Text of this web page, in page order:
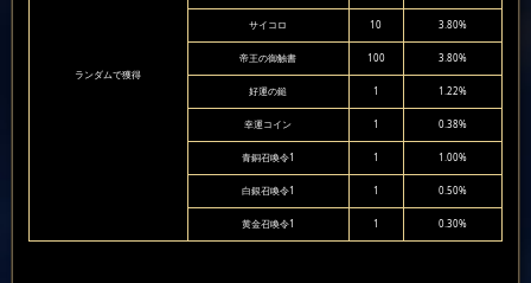
ランダムで獲得
サイコロ 10 3.80%
帝王の御触書 100 3.80%
好運の鎚 1 1.22%
幸運コイン 1 0.38%
青銅召喚令1 1 1.00%
白銀召喚令1 1 0.50%
黄金召喚令1 1 0.30%